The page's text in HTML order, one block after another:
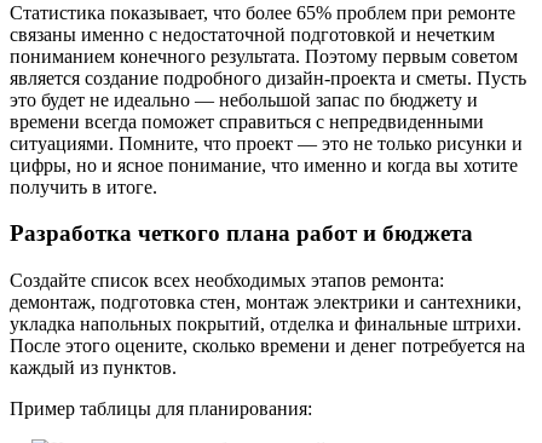
Статистика показывает, что более 65% проблем при ремонте
связаны именно с недостаточной подготовкой и нечетким
пониманием конечного результата. Поэтому первым советом
является создание подробного дизайн-проекта и сметы. Пусть
это будет не идеально — небольшой запас по бюджету и
времени всегда поможет справиться с непредвиденными
ситуациями. Помните, что проект — это не только рисунки и
цифры, но и ясное понимание, что именно и когда вы хотите
получить в итоге.
Разработка четкого плана работ и бюджета
Создайте список всех необходимых этапов ремонта:
демонтаж, подготовка стен, монтаж электрики и сантехники,
укладка напольных покрытий, отделка и финальные штрихи.
После этого оцените, сколько времени и денег потребуется на
каждый из пунктов.
Пример таблицы для планирования: